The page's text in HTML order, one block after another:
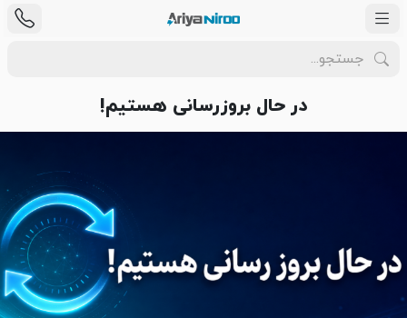
در حال بروزرسانی هستیم!